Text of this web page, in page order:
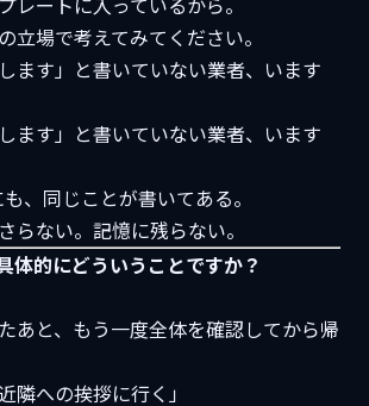
立場で考えてみてください。
ます」と書いていない業者、います
ます」と書いていない業者、います
、同じことが書いてある。
らない。記憶に残らない。
体的にどういうことですか？
あと、もう一度全体を確認してから帰
隣への挨拶に行く」